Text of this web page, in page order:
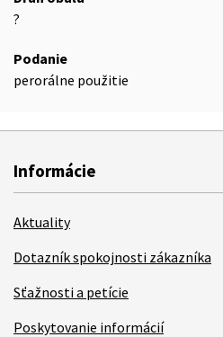
?
Podanie
perorálne použitie
Informácie
Aktuality
Dotazník spokojnosti zákazníka
Sťažnosti a petície
Poskytovanie informácií